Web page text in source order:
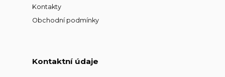
Kontakty
Obchodní podmínky
Kontaktní údaje